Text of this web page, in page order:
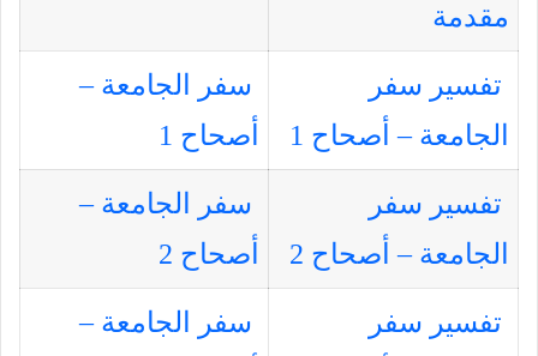
مقدمة
تفسير سفر
الجامعة – أصحاح 1
سفر الجامعة –
أصحاح 1
تفسير سفر
الجامعة – أصحاح 2
سفر الجامعة –
أصحاح 2
تفسير سفر
سفر الجامعة –